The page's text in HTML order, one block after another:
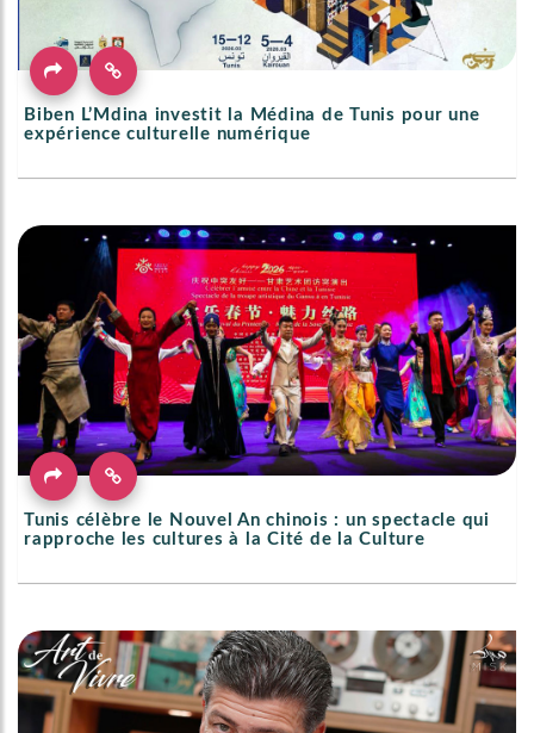
Biben L’Mdina investit la Médina de Tunis pour une
expérience culturelle numérique
Tunis célèbre le Nouvel An chinois : un spectacle qui
rapproche les cultures à la Cité de la Culture